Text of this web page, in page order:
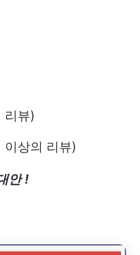
리뷰)
상의 리뷰)
안 !